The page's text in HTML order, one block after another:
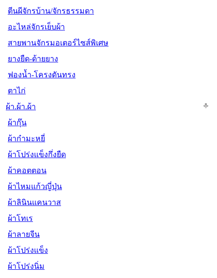
ตีนผีจักรบ้าน/จักรธรรมดา
อะไหล่จักรเย็บผ้า
สายพานจักรมอเตอร์ไซส์พิเศษ
ยางยืด-ด้ายยาง
ฟองน้ำ-โครงดันทรง
ตาไก่
ผ้า.ผ้า.ผ้า
ผ้ากุ๊น
ผ้ากำมะหยี่
ผ้าโปร่งแข็งกึ่งยืด
ผ้าคอตตอน
ผ้าไหมแก้วญี่ปุ่น
ผ้าลินินแคนวาส
ผ้าโทเร
ผ้าลายจีน
ผ้าโปร่งแข็ง
ผ้าโปร่งนิ่ม